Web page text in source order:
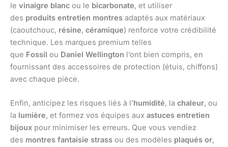
le vinaigre blanc ou le bicarbonate, et utiliser
des produits entretien montres adaptés aux matériaux
(caoutchouc, résine, céramique) renforce votre crédibilité
technique. Les marques premium telles
que Fossil ou Daniel Wellington l’ont bien compris, en
fournissant des accessoires de protection (étuis, chiffons)
avec chaque pièce.
Enfin, anticipez les risques liés à l’humidité, la chaleur, ou
la lumière, et formez vos équipes aux astuces entretien
bijoux pour minimiser les erreurs. Que vous vendiez
des montres fantaisie strass ou des modèles plaqués or,